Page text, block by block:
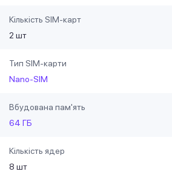
Кількість SIM-карт
2 шт
Тип SIM-карти
Nano-SIM
Вбудована пам'ять
64 ГБ
Кількість ядер
8 шт